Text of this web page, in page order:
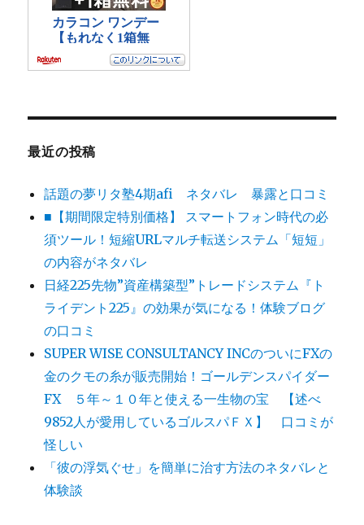
最近の投稿
話題の夢リタ塾4期afi ネタバレ 暴露と口コミ
■【期間限定特別価格】 スマートフォン時代の必
須ツール！短縮URLマルチ転送システム「短短」
の内容がネタバレ
日経225先物”資産構築型”トレードシステム『ト
ライデント225』の効果が気になる！体験ブログ
の口コミ
SUPER WISE CONSULTANCY INCのついにFXの
金のクモの糸が販売開始！ゴールデンスパイダー
FX ５年～１０年と使える一生物の宝 【述べ
9852人が愛用しているゴルスパＦＸ】 口コミが
怪しい
「彼の浮気ぐせ」を簡単に治す方法のネタバレと
体験談